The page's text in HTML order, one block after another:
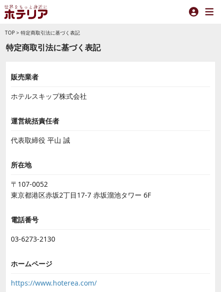
TOP > 特定商取引法に基づく表記
特定商取引法に基づく表記
販売業者
ホテルスキップ株式会社
運営統括責任者
代表取締役 平山 誠
所在地
〒107-0052
東京都港区赤坂2丁目17-7 赤坂溜池タワー 6F
電話番号
03-6273-2130
ホームページ
https://www.hoterea.com/